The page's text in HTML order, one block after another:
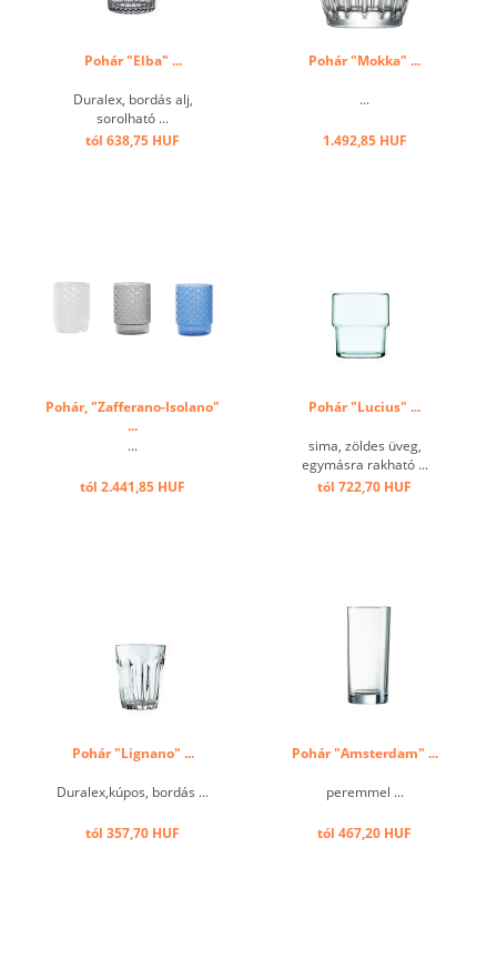
Pohár "Elba" ...
Duralex, bordás alj,
sorolható ...
tól 638,75 HUF
Pohár "Mokka" ...
...
1.492,85 HUF
Pohár, "Zafferano-Isolano"
...
...
tól 2.441,85 HUF
Pohár "Lucius" ...
sima, zöldes üveg,
egymásra rakható ...
tól 722,70 HUF
Pohár "Lignano" ...
Duralex,kúpos, bordás ...
tól 357,70 HUF
Pohár "Amsterdam" ...
peremmel ...
tól 467,20 HUF